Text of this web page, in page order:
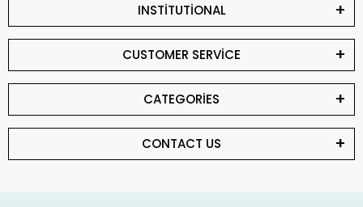
INSTİTUTİONAL
CUSTOMER SERVİCE
CATEGORİES
CONTACT US